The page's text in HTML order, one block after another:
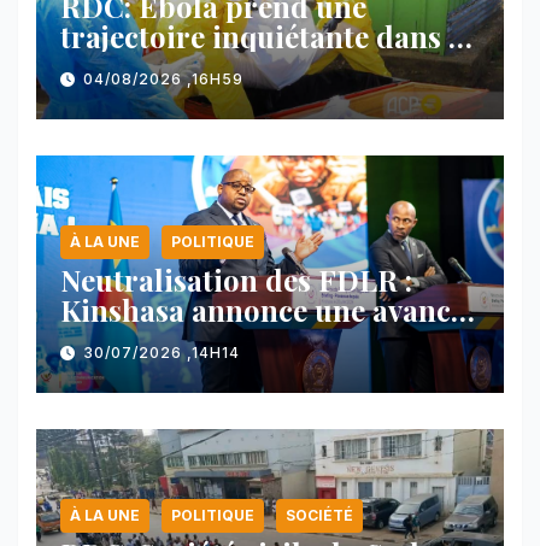
trajectoire inquiétante dans le
nord-est du pays
04/08/2026 ,16H59
À LA UNE POLITIQUE
Neutralisation des FDLR :
Kinshasa annonce une avancée
majeure et maintient sa ligne
face au Rwanda
30/07/2026 ,14H14
À LA UNE POLITIQUE SOCIÉTÉ